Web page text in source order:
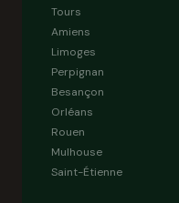
Tours
Amiens
Limoges
Perpignan
Besançon
Orléans
Rouen
Mulhouse
Saint-Étienne